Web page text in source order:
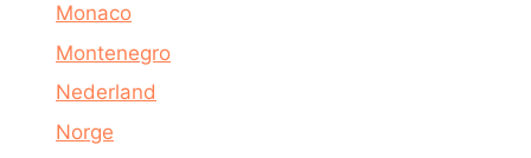
Monaco
Montenegro
Nederland
Norge